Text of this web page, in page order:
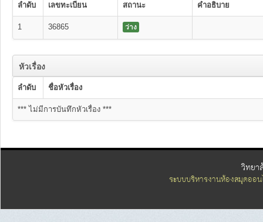
ลำดับ เลขทะเบียน สถานะ คำอธิบาย
1 36865 ว่าง
หัวเรื่อง
ลำดับ ชื่อหัวเรื่อง
*** ไม่มีการบันทึกหัวเรื่อง ***
วิทยา
ระบบบริหารงานห้องสมุดออ